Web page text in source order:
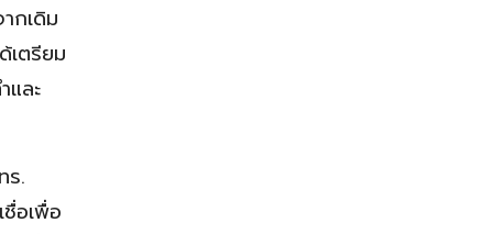
กเดิม
เตรียม
และ
ร.
อเพื่อ